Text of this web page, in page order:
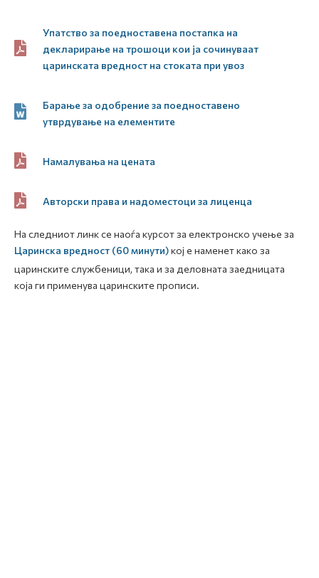
Упатство за поедноставена постапка на
декларирање на трошоци кои ја сочинуваат
царинската вредност на стоката при увоз
Барање за одобрение за поедноставено
утврдување на елементите
Намалувања на цената
Авторски права и надоместоци за лиценца
На следниот линк се наоѓа курсот за електронско учење за
Царинска вредност (60 минути)кој е наменет како за
царинските службеници, така и за деловната заедницата
која ги применува царинските прописи.